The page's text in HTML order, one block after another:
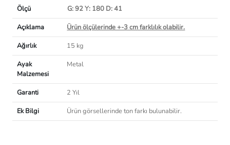
Ölçü
G: 92 Y: 180 D: 41
Açıklama
Ürün ölçülerinde +-3 cm farklılık olabilir.
Ağırlık
15 kg
Ayak
Malzemesi
Metal
Garanti
2 Yıl
Ek Bilgi
Ürün görsellerinde ton farkı bulunabilir.